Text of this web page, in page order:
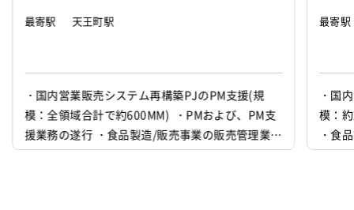
最寄駅 天王町駅
・国内営業販売システム再構築PJのPM支援(規
模：全領域合計で約600MM) ・PMおよび、PM支
援業務の遂行 ・食品製造/販売事業の販売管理業務
における予算、見込、実績(予見実)管理業務 ・当
最寄駅
・国
模：
・食
算、